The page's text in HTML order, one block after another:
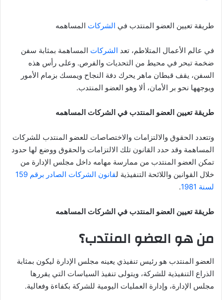
طريقة تعيين العضو المنتدب في الشركات المساهمه
في عالم الأعمال المتلاطم، تعد الشركات المساهمة بمثابة سفن
ضخمة تبحر في محيط من التحديات والفرص. وعلى رأس هذه
السفن، يقف قبطان ماهر يحرك دفة النجاح ويمسك بزمام الأمور
ويوجهها نحو بر الأمان، ألا وهو العضو المنتدب.
طريقة تعيين العضو المنتدب في الشركات المساهمه
وتتعدد الحقوق والالتزامات والاختصاصات للعضو المنتدب للشركات
المساهمة وقد حدد القانون تلك الالتزامات والحقوق ووضع لها حدود
تمكن العضو المنتدب من ممارسة مهامه داخل مجلس الإدارة من
خلال القوانين واللائحة التنفيذية ل
قانون الشركات الصادر برقم 159
لسنة 1981
.
طريقة تعيين العضو المنتدب في الشركات المساهمه
من هو العضو المنتدب؟
العضو المنتدب هو رئيس تنفيذي يعينه مجلس الإدارة ليكون بمثابة
الذراع التنفيذية للشركة، ويتولى تنفيذ السياسات التي يقررها
مجلس الإدارة، وإدارة العمليات اليومية للشركة بكفاءة وفعالية.